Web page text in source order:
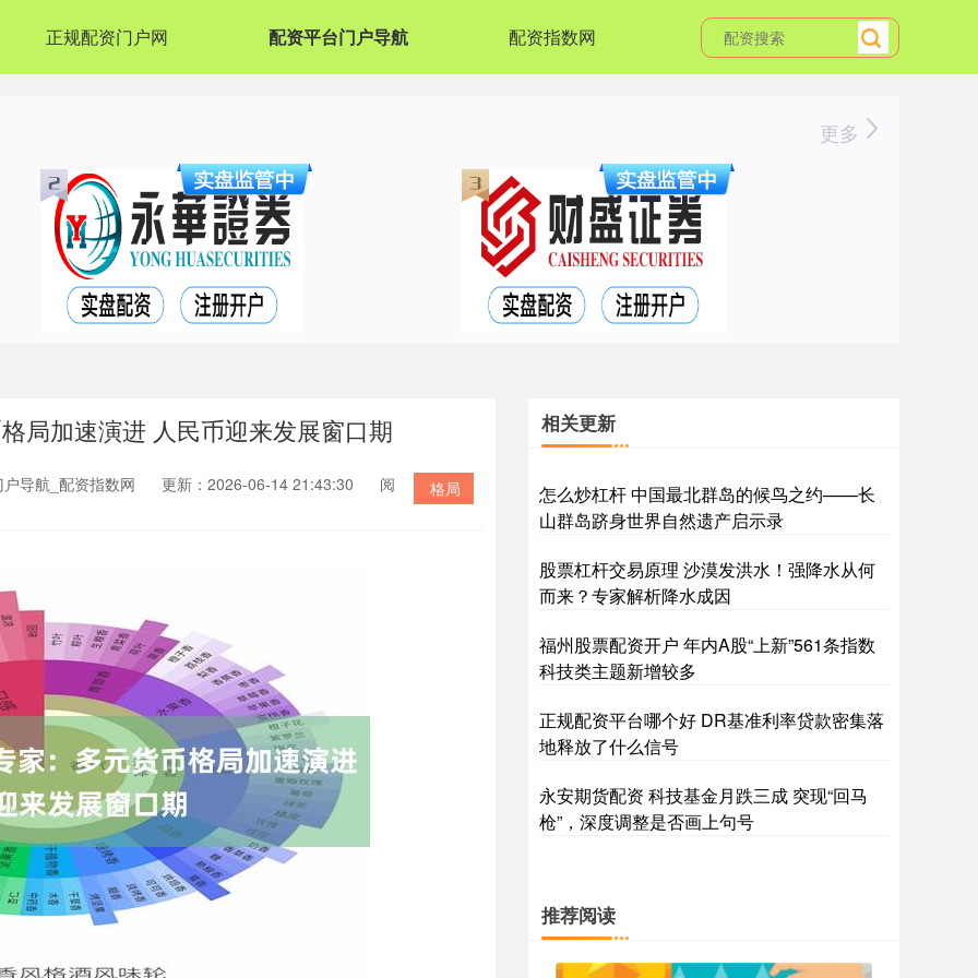
正规配资门户网 配资平台门户导航 配资指数网
更多
局加速演进 人民币迎来发展窗口期
格局
导航_配资指数网 更新：2026-06-14 21:43:30 阅
相关更新
怎么炒杠杆 中国最北群岛的候鸟之约——长
山群岛跻身世界自然遗产启示录
股票杠杆交易原理 沙漠发洪水！强降水从何
而来？专家解析降水成因
福州股票配资开户 年内A股“上新”561条指数
科技类主题新增较多
正规配资平台哪个好 DR基准利率贷款密集落
地释放了什么信号
永安期货配资 科技基金月跌三成 突现“回马
枪”，深度调整是否画上句号
推荐阅读